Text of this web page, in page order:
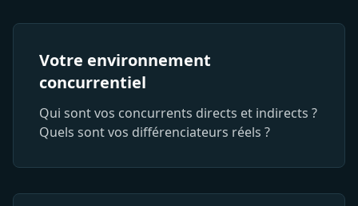
Votre environnement
concurrentiel
Qui sont vos concurrents directs et indirects ?
Quels sont vos différenciateurs réels ?